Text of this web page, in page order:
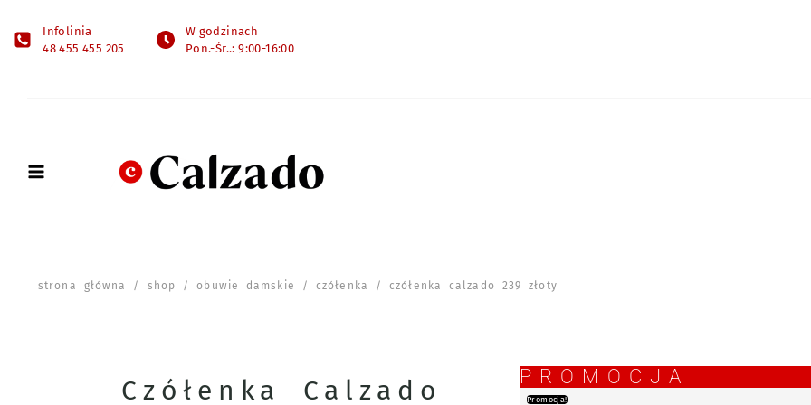
Infolinia
48 455 455 205
W godzinach
Pon.-Śr..: 9:00-16:00
strona główna / shop /obuwie damskie /czółenka / czółenka calzado 239 złoty
Czółenka Calzado PROMOCJA
Promocja!